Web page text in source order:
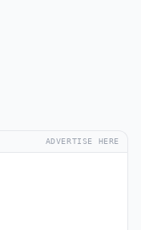
ADVERTISE HERE